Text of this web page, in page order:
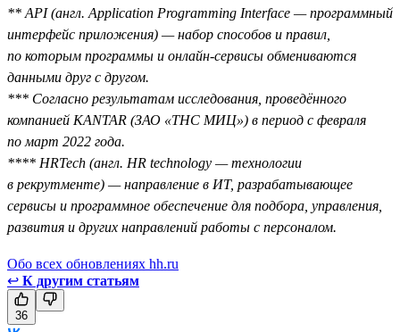
** API (англ. Application Programming Interface — программный
интерфейс приложения) — набор способов и правил,
по которым программы и онлайн-сервисы обмениваются
данными друг с другом.
*** Согласно результатам исследования, проведённого
компанией KANTAR (ЗАО «ТНС МИЦ») в период с февраля
по март 2022 года.
**** HRTech (англ. HR technology — технологии
в рекрутменте) — направление в ИТ, разрабатывающее
сервисы и программное обеспечение для подбора, управления,
развития и других направлений работы с персоналом.
Обо всех обновлениях hh.ru
↩ К другим статьям
36